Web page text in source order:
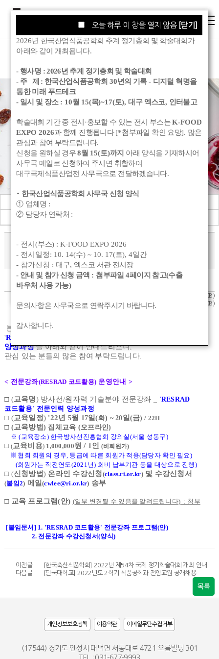
학회소식
Korean Society for Food Engineering
공지사항
회원동정
[한국방사선진흥협회] 'RESRAD 코드활용'
전문강좌 개설안내
작성자 : 관리자 작성일 :2022-04-26 20:47 조회수 :
(0KB)
붙임2. 전문강좌 수강신청서 양식.hwp
(0KB)
본 협회에서 운영 중인 방사선
'RESRA 코드활용 전문인력
양성과정'을 아래와 같이 안내드리오니,
관심 있는 분들의 많은 참여 부탁드립니다.
< 전문강좌(RESRAD 코드활용) 운영안내 >
□ (교육명) 방사선/원자력 기술분야 전문강좌 'RESRAD
코드활용' 전문인력 양성과정
□ (교육일정) '22년 5월 17일(화) ~ 20일(금) / 22H
□ (교육방법 ) 집체교육 (오프라인)
※ (교육장소) 한국방사선진흥협회 강의실(서울 성동구)
□ (교육비용) 1,000,000원 / 1인 (비회원가)
※ 협회 회원의 경우, 등급에 따른 회원가 적용(담당자 확인 필요)
(회원가는 직전연도(2021년) 회비 납부기관 등을 대상으로 진행)
□ (신청방법 ) 온라인 수강신청(class.ri.or.kr) 및 수강신청서
(붙임 2) 메일(cwlee@ri.or.kr) 송부
□ 교육 프로그램(안) (일부 변경될 수 있음을 알려드립니다) : 첨부
[붙임문서 ] 1. 'RESRAD 코드활용' 전문강좌 프로그램(안)
2. 전문강좌 수강신청서(양식)
이전글
[한국축산식품학회] 2022년 제54차 국제 정기학술대회 개최 안내
다음글
[단국대학교] 2022년도 2학기 식품공학과 전임교원 공개채용
목록
개인정보보호정책 이용약관 이메일무단수집거부
(17544) 경기도 안성시 대덕면 서동대로 4721 오름빌딩 301
TEL : 031-677-9993
오늘 하루 이 창을 열지 않음 [닫기]
오늘 하루 이 창을 열지 않음 [닫기]
2026년 한국산업식품공학회 추계 정기총회 및 학술대회가
아래와 같이 개최됩니다.
- 행사명 :2026년 추계 정기총회 및 학술대회
- 주 제 : 한국산업식품공학회 30년의 기록- 디지털 혁명을
통한 미래 푸드테크
- 일시 및 장소 : 10월 15(목)~17(토),대구 엑스코, 인터불고
학술대회 기간 중 전시 ·홍보할 수 있는 전시 부스는K-FOOD
EXPO 2026과 함께 진행됩니다[*첨부파일 확인 요망]. 많은
관심과 참여 부탁드립니다.
신청을 원하실 경우8월 15(토)까지 아래 양식을 기재하시어
사무국 메일로 신청하여 주시면 취합하여
대구국제식품산업전 사무국으로 전달하겠습니다.
- 한국산업식품공학회 사무국 신청 양식
① 업체명 :
② 담당자 연락처 :
- 전시(부스) : K-FOOD EXPO 2026
- 전시일정: 10. 14(수) ~ 10. 17(토), 4일간
- 참가신청 :대구, 엑스코 서관 전시장
- 안내 및 참가 신청 금액 : 첨부파일 4페이지 참고(수출
바우처 사용 가능)
문의사항은 사무국으로 연락주시기 바랍니다.
감사합니다.